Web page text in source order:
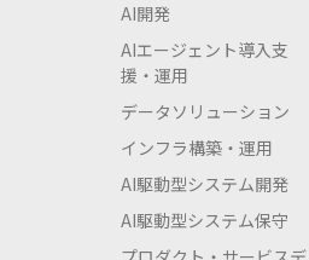
AI開発
AIエージェント導入支
援・運用
データソリューション
インフラ構築・運用
AI駆動型システム開発
AI駆動型システム保守